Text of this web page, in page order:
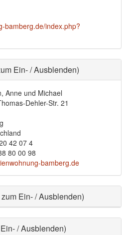
bamberg.de/index.php?
Ein- / Ausblenden)
Anne und Michael
Dehler-Str. 21
42 07 4
80 00 98
bamberg.de
Ein- / Ausblenden)
/ Ausblenden)